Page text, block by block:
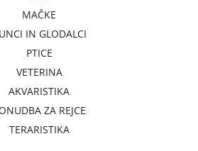
MAČKE
IN GLODALCI
PTICE
VETERINA
AKVARISTIKA
ZA REJCE
TERARISTIKA